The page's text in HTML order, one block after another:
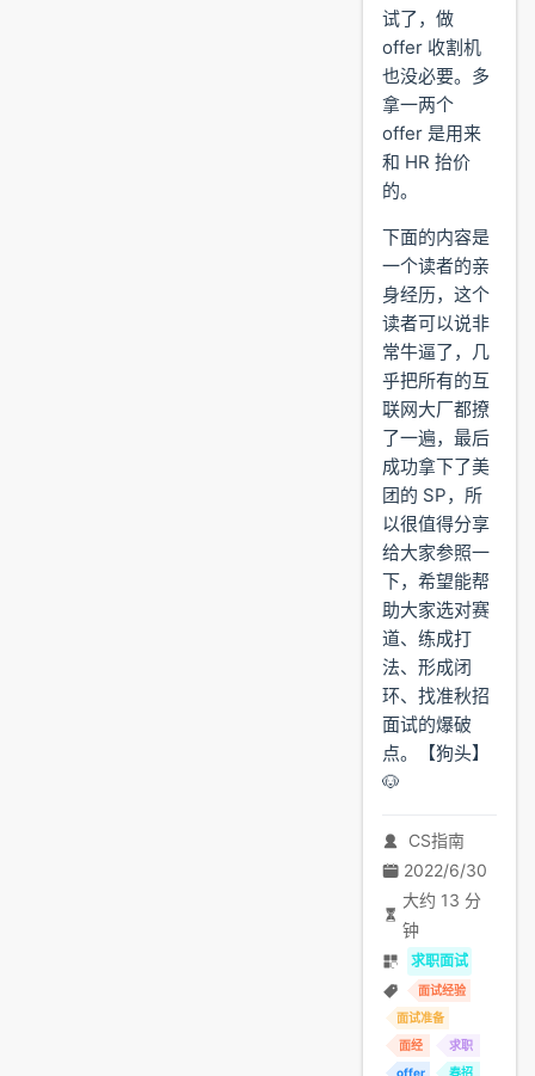
试了，做
offer 收割机
也没必要。多
拿一两个
offer 是用来
和 HR 抬价
的。
下面的内容是
一个读者的亲
身经历，这个
读者可以说非
常牛逼了，几
乎把所有的互
联网大厂都撩
了一遍，最后
成功拿下了美
团的 SP，所
以很值得分享
给大家参照一
下，希望能帮
助大家选对赛
道、练成打
法、形成闭
环、找准秋招
面试的爆破
点。【狗头】
🐶
CS指南
2022/6/30
大约 13 分
钟
求职面试
面试经验
面试准备
面经
求职
offer
春招